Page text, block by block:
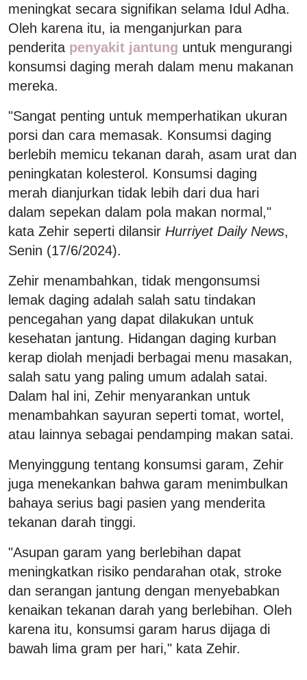
meningkat secara signifikan selama Idul Adha.
Oleh karena itu, ia menganjurkan para
penderita penyakit jantung untuk mengurangi
konsumsi daging merah dalam menu makanan
mereka.
"Sangat penting untuk memperhatikan ukuran
porsi dan cara memasak. Konsumsi daging
berlebih memicu tekanan darah, asam urat dan
peningkatan kolesterol. Konsumsi daging
merah dianjurkan tidak lebih dari dua hari
dalam sepekan dalam pola makan normal,"
kata Zehir seperti dilansir Hurriyet Daily News,
Senin (17/6/2024).
Zehir menambahkan, tidak mengonsumsi
lemak daging adalah salah satu tindakan
pencegahan yang dapat dilakukan untuk
kesehatan jantung. Hidangan daging kurban
kerap diolah menjadi berbagai menu masakan,
salah satu yang paling umum adalah satai.
Dalam hal ini, Zehir menyarankan untuk
menambahkan sayuran seperti tomat, wortel,
atau lainnya sebagai pendamping makan satai.
Menyinggung tentang konsumsi garam, Zehir
juga menekankan bahwa garam menimbulkan
bahaya serius bagi pasien yang menderita
tekanan darah tinggi.
"Asupan garam yang berlebihan dapat
meningkatkan risiko pendarahan otak, stroke
dan serangan jantung dengan menyebabkan
kenaikan tekanan darah yang berlebihan. Oleh
karena itu, konsumsi garam harus dijaga di
bawah lima gram per hari," kata Zehir.